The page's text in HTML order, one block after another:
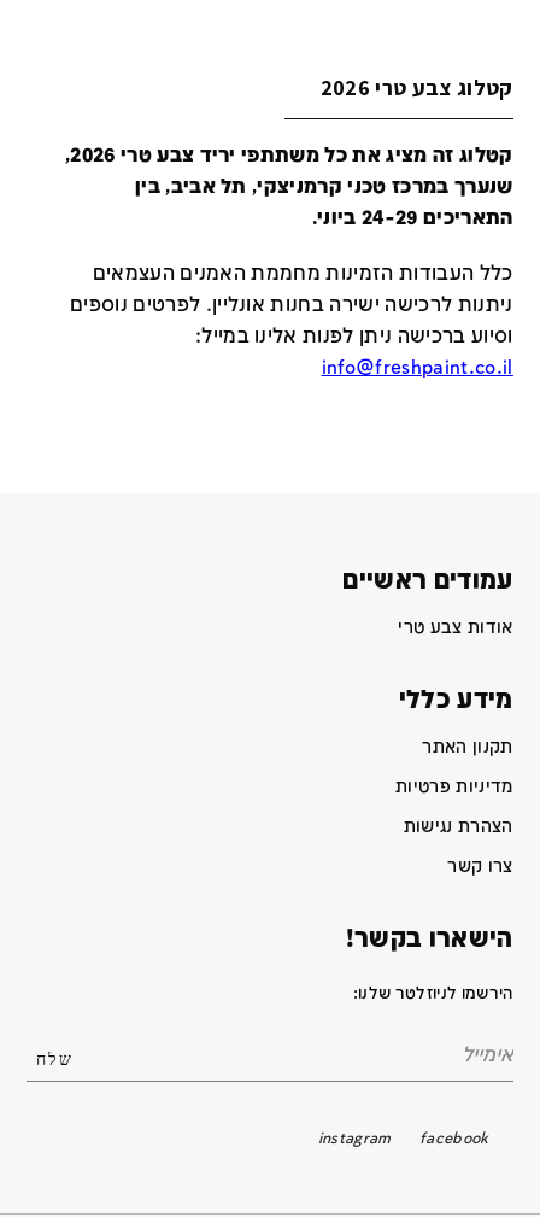
קטלוג צבע טרי 2026
קטלוג זה מציג את כל משתתפי יריד צבע טרי 2026,
שנערך במרכז טכני קרמניצקי, תל אביב, בין
התאריכים 24-29 ביוני.
כלל העבודות הזמינות מחממת האמנים העצמאים
ניתנות לרכישה ישירה בחנות אונליין. לפרטים נוספים
וסיוע ברכישה ניתן לפנות אלינו במייל:
info@freshpaint.co.il
עמודים ראשיים
אודות צבע טרי
מידע כללי
תקנון האתר
מדיניות פרטיות
הצהרת נגישות
צרו קשר
הישארו בקשר!
הירשמו לניוזלטר שלנו:
facebook
instagram